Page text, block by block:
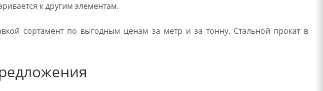
к другим элементам.
сортамент по выгодным ценам за метр и за тонну. Стальной прокат в